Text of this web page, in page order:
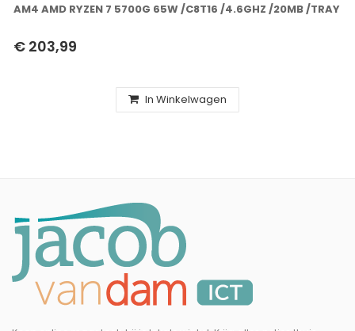
AM4 AMD RYZEN 7 5700G 65W /C8T16 /4.6GHZ /20MB /TRAY
€ 203,99
In Winkelwagen